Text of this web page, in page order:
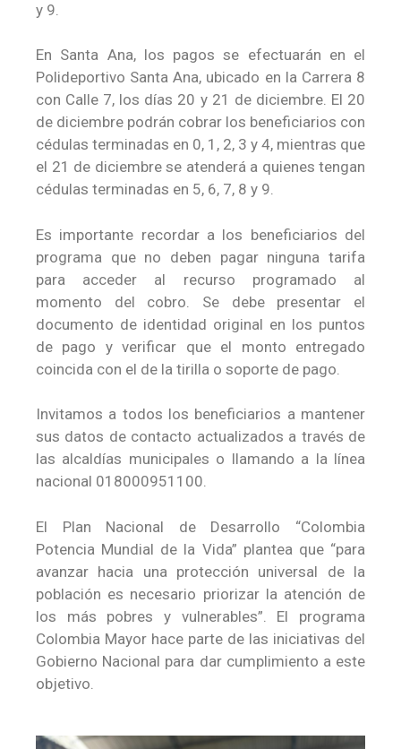
y 9.
En Santa Ana, los pagos se efectuarán en el
Polideportivo Santa Ana, ubicado en la Carrera 8
con Calle 7, los días 20 y 21 de diciembre. El 20
de diciembre podrán cobrar los beneficiarios con
cédulas terminadas en 0, 1, 2, 3 y 4, mientras que
el 21 de diciembre se atenderá a quienes tengan
cédulas terminadas en 5, 6, 7, 8 y 9.
Es importante recordar a los beneficiarios del
programa que no deben pagar ninguna tarifa
para acceder al recurso programado al
momento del cobro. Se debe presentar el
documento de identidad original en los puntos
de pago y verificar que el monto entregado
coincida con el de la tirilla o soporte de pago.
Invitamos a todos los beneficiarios a mantener
sus datos de contacto actualizados a través de
las alcaldías municipales o llamando a la línea
nacional 018000951100.
El Plan Nacional de Desarrollo “Colombia
Potencia Mundial de la Vida” plantea que “para
avanzar hacia una protección universal de la
población es necesario priorizar la atención de
los más pobres y vulnerables”. El programa
Colombia Mayor hace parte de las iniciativas del
Gobierno Nacional para dar cumplimiento a este
objetivo.